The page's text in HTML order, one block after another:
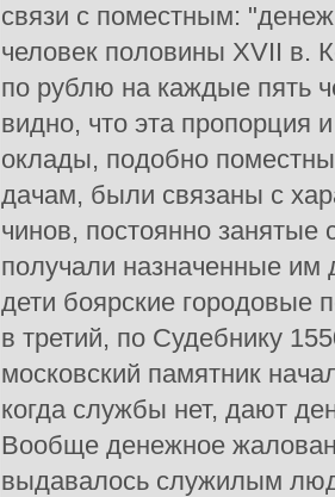
связи с поместным:
человек половины XVII в.
по рублю на каждые пять
видно, что эта пропорция
оклады, подобно
дачам, были связаны с
чинов, постоянно
получали назначенные
дети боярские городовые
в третий, по Судебнику
московский памятник
когда службы нет, дают
Вообще денежное
выдавалось служилым